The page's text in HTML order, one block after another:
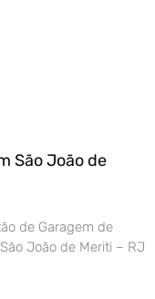
São João de
de Garagem de
João de Meriti – RJ